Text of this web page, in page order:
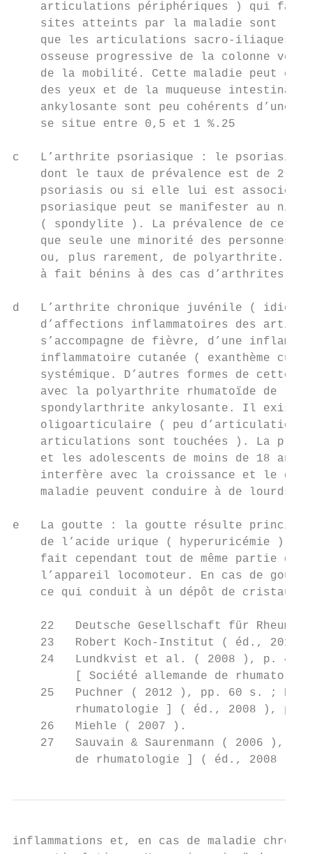
articulations périphériques ) qui
sites atteints par la maladie sont
que les articulations sacro-iliaques.
osseuse progressive de la colonne
de la mobilité. Cette maladie peut
des yeux et de la muqueuse
ankylosante sont peu cohérents d’une
    se situe entre 0,5 et 1 %.25
c   L’arthrite psoriasique : le psoriasis
dont le taux de prévalence est de 2 à
psoriasis ou si elle lui est
psoriasique peut se manifester au
( spondylite ). La prévalence de
que seule une minorité des personnes
ou, plus rarement, de polyarthrite.
à fait bénins à des cas d’arthrites
d   L’arthrite chronique juvénile (
d’affections inflammatoires des
s’accompagne de fièvre, d’une
inflammatoire cutanée ( exanthème
systémique. D’autres formes de cette
avec la polyarthrite rhumatoïde de
spondylarthrite ankylosante. Il
oligoarticulaire ( peu
articulations sont touchées ). La
et les adolescents de moins de 18
interfère avec la croissance et le
maladie peuvent conduire à de lourds
e   La goutte : la goutte résulte
de l’acide urique ( hyperuricémie ).
fait cependant tout de même partie du
l’appareil locomoteur. En cas de
ce qui conduit à un dépôt de cristaux
22   Deutsche Gesellschaft für
23   Robert Koch-Institut ( éd., 2010
24   Lundkvist et al. ( 2008 ), p. 49
[ Société allemande de
25   Puchner ( 2012 ), pp. 60 s. ;
rhumatologie ] ( éd., 2008 ), p.
    26   Miehle ( 2007 ).
27   Sauvain & Saurenmann ( 2006 ),
de rhumatologie ] ( éd., 2008 ),
inflammations et, en cas de maladie